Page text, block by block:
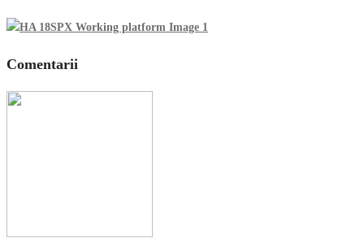
Comentarii